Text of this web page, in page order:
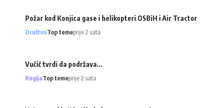
Požar kod Konjica gase i helikopteri OSBiH i Air Tractor
DruštvoTop temeprije 2 sata
Vučić tvrdi da podržava…
RegijaTop temeprije 2 sata